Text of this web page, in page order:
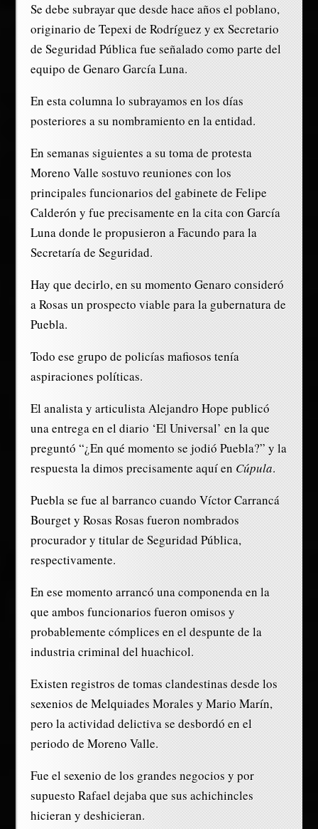
Se debe subrayar que desde hace años el poblano,
originario de Tepexi de Rodríguez y ex Secretario
de Seguridad Pública fue señalado como parte del
equipo de Genaro García Luna.
En esta columna lo subrayamos en los días
posteriores a su nombramiento en la entidad.
En semanas siguientes a su toma de protesta
Moreno Valle sostuvo reuniones con los
principales funcionarios del gabinete de Felipe
Calderón y fue precisamente en la cita con García
Luna donde le propusieron a Facundo para la
Secretaría de Seguridad.
Hay que decirlo, en su momento Genaro consideró
a Rosas un prospecto viable para la gubernatura de
Puebla.
Todo ese grupo de policías mafiosos tenía
aspiraciones políticas.
El analista y articulista Alejandro Hope publicó
una entrega en el diario ‘El Universal’ en la que
preguntó “¿En qué momento se jodió Puebla?” y la
respuesta la dimos precisamente aquí en Cúpula.
Puebla se fue al barranco cuando Víctor Carrancá
Bourget y Rosas Rosas fueron nombrados
procurador y titular de Seguridad Pública,
respectivamente.
En ese momento arrancó una componenda en la
que ambos funcionarios fueron omisos y
probablemente cómplices en el despunte de la
industria criminal del huachicol.
Existen registros de tomas clandestinas desde los
sexenios de Melquiades Morales y Mario Marín,
pero la actividad delictiva se desbordó en el
periodo de Moreno Valle.
Fue el sexenio de los grandes negocios y por
supuesto Rafael dejaba que sus achichincles
hicieran y deshicieran.